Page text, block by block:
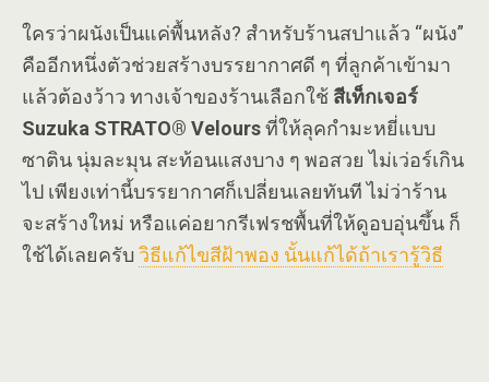
ใครว่าผนังเป็นแค่พื้นหลัง? สำหรับร้านสปาแล้ว “ผนัง”
คืออีกหนึ่งตัวช่วยสร้างบรรยากาศดี ๆ ที่ลูกค้าเข้ามา
แล้วต้องว้าว ทางเจ้าของร้านเลือกใช้ สีเท็กเจอร์
Suzuka STRATO® Veloursที่ให้ลุคกำมะหยี่แบบ
ซาติน นุ่มละมุน สะท้อนแสงบาง ๆ พอสวย ไม่เว่อร์เกิน
ไป เพียงเท่านี้บรรยากาศก็เปลี่ยนเลยทันที ไม่ว่าร้าน
จะสร้างใหม่ หรือแค่อยากรีเฟรชพื้นที่ให้ดูอบอุ่นขึ้น ก็
ใช้ได้เลยครับ วิธีแก้ไขสีฝ้าพอง นั้นแก้ได้ถ้าเรารู้วิธี